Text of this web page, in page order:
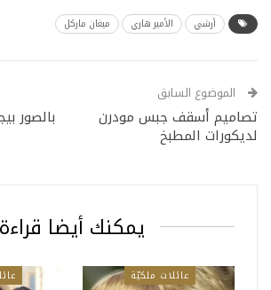
أرشي الأمير هاري ميغان ماركل
الموضوع السابق
تصاميم أسقف جبس مودرن
لديكورات المطبخ
يمكنك أيضا قراءة
عائلات ملكيّة